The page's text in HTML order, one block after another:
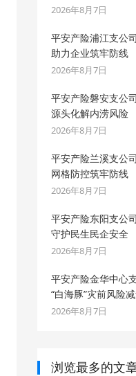
2026年8月7日
平安产险浦江支公
助力企业筑牢防线
2026年8月7日
平安产险磐安支公
源头化解内涝风险
2026年8月7日
平安产险兰溪支公
网格防控筑牢防线
2026年8月7日
平安产险东阳支公
守护民生民企安全
2026年8月7日
平安产险金华中心
“白海豚”灾前风险
2026年8月7日
浏览最多的文